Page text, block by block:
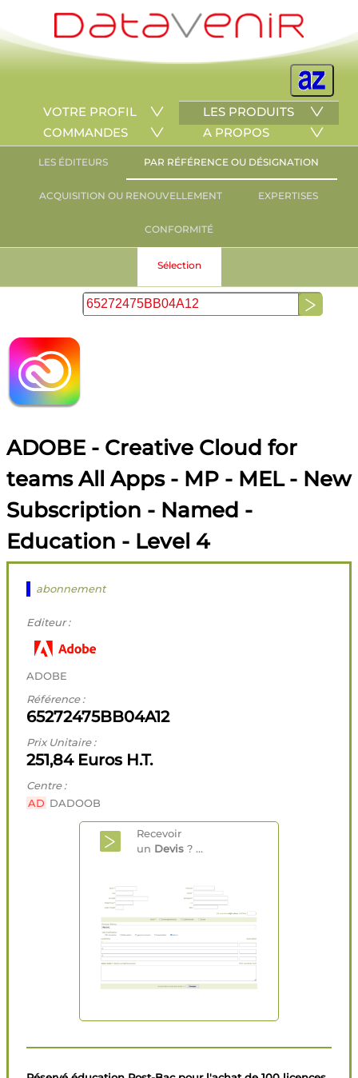
VOTRE PROFIL
LES PRODUITS
COMMANDES
A PROPOS
LES ÉDITEURS PAR RÉFÉRENCE OU DÉSIGNATION
ACQUISITION OU RENOUVELLEMENT EXPERTISES
CONFORMITÉ
Sélection
ADOBE - Creative Cloud for
teams All Apps - MP - MEL - New
Subscription - Named -
Education - Level 4
abonnement
Editeur :
ADOBE
Référence :
65272475BB04A12
Prix Unitaire :
251,84 Euros H.T.
Centre :
AD DADOOB
Recevoir
un Devis ? ...